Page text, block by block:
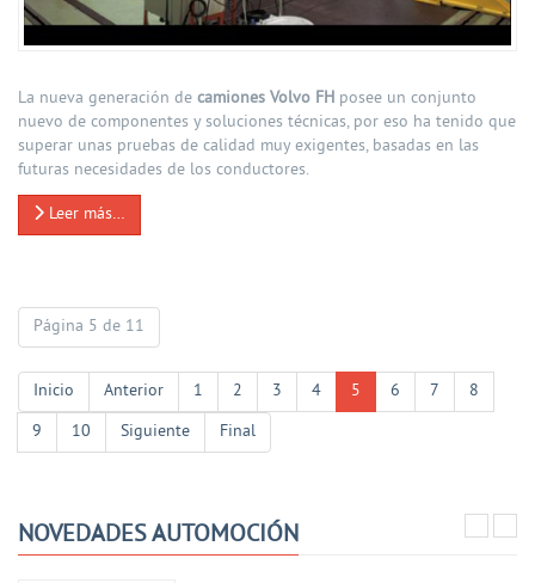
La nueva generación de camiones Volvo FH posee un conjunto
nuevo de componentes y soluciones técnicas, por eso ha tenido que
superar unas pruebas de calidad muy exigentes, basadas en las
futuras necesidades de los conductores.
Leer más…
Página 5 de 11
Inicio Anterior 1 2 3 4 5 6 7
8
9
10 Siguiente Final
NOVEDADES AUTOMOCIÓN